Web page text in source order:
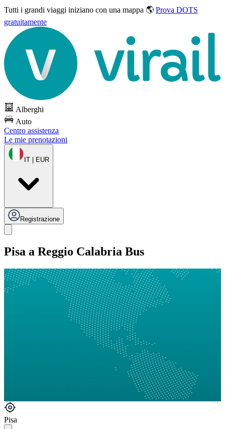
Tutti i grandi viaggi iniziano con una mappa 🌎 Prova DOTS
gratuitamente
Alberghi
Auto
Centro assistenza
Le mie prenotazioni
IT | EUR
Registrazione
Pisa a Reggio Calabria Bus
Pisa